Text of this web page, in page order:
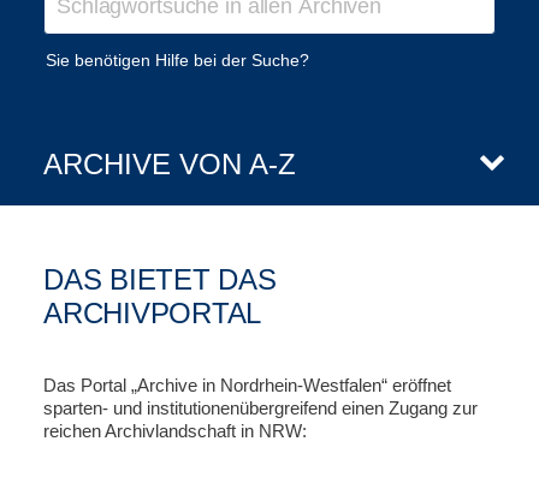
Sie benötigen Hilfe bei der Suche?
ARCHIVE VON A-Z
DAS BIETET DAS
ARCHIVPORTAL
Das Portal „Archive in Nordrhein-Westfalen“ eröffnet
sparten- und institutionenübergreifend einen Zugang zur
reichen Archivlandschaft in NRW: